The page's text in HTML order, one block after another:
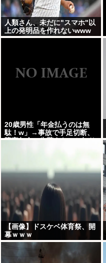
人類さん、未だに"スマホ"以
上の発明品を作れないwww
20歳男性「年金払うのは無
駄！w」→事故で手足切断、
障害年金一生貰えないと知り
【画像】ドスケベ体育祭、開
幕ｗｗｗ